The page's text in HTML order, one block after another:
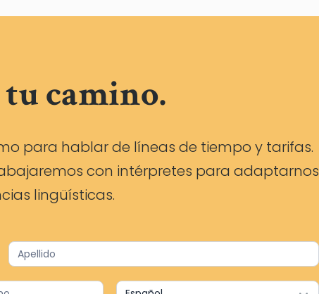
camino.
para hablar de líneas de tiempo y tarifas.
con intérpretes para adaptarnos
lingüísticas.